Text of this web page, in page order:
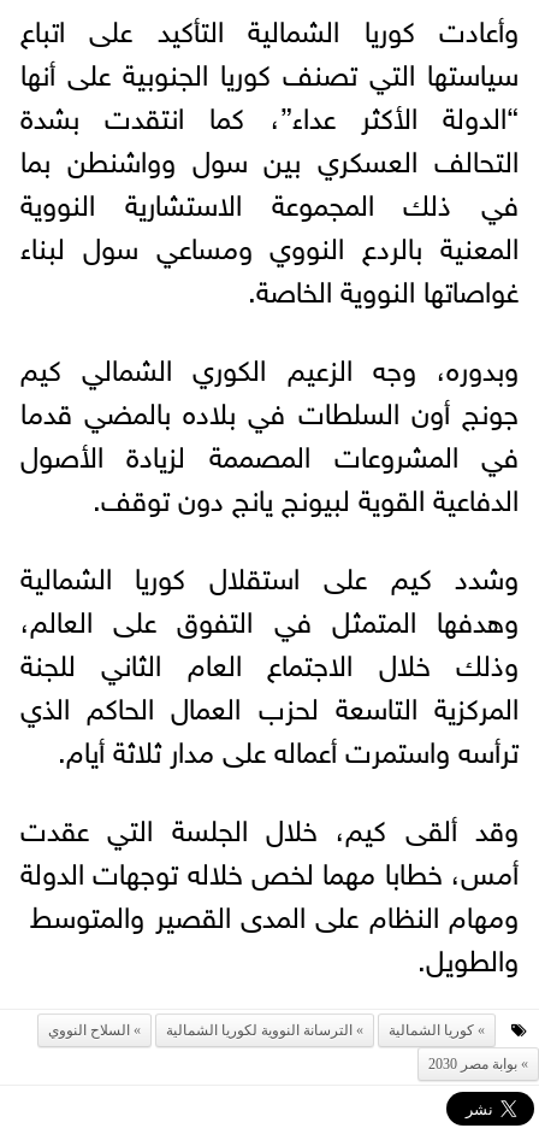
وأعادت كوريا الشمالية التأكيد على اتباع
سياستها التي تصنف كوريا الجنوبية على أنها
“الدولة الأكثر عداء”، كما انتقدت بشدة
التحالف العسكري بين سول وواشنطن بما
في ذلك المجموعة الاستشارية النووية
المعنية بالردع النووي ومساعي سول لبناء
غواصاتها النووية الخاصة.
وبدوره، وجه الزعيم الكوري الشمالي كيم
جونج أون السلطات في بلاده بالمضي قدما
في المشروعات المصممة لزيادة الأصول
الدفاعية القوية لبيونج يانج دون توقف.
وشدد كيم على استقلال كوريا الشمالية
وهدفها المتمثل في التفوق على العالم،
وذلك خلال الاجتماع العام الثاني للجنة
المركزية التاسعة لحزب العمال الحاكم الذي
ترأسه واستمرت أعماله على مدار ثلاثة أيام.
وقد ألقى كيم، خلال الجلسة التي عقدت
أمس، خطابا مهما لخص خلاله توجهات الدولة
ومهام النظام على المدى القصير والمتوسط ​​
والطويل.
كوريا الشمالية الترسانة النووية لكوريا الشمالية
السلاح النووي
بوابة مصر 2030